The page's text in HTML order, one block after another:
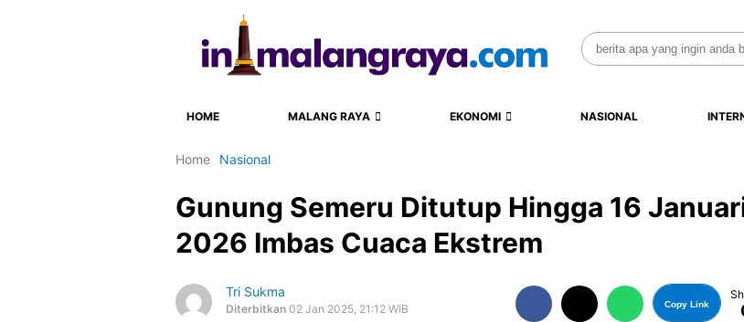
Search
for:
HOME MALANG RAYA EKONOMI NASIONAL
Home Nasional
Gunung Semeru Ditutup Hingga 16
2026 Imbas Cuaca Ekstrem
Tri Sukma
Diterbitkan 02 Jan 2025, 21:12 WIB Copy Link